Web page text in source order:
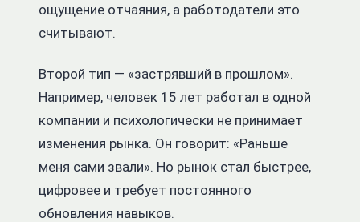
ощущение отчаяния, а работодатели это
считывают.
Второй тип — «застрявший в прошлом».
Например, человек 15 лет работал в одной
компании и психологически не принимает
изменения рынка. Он говорит: «Раньше
меня сами звали». Но рынок стал быстрее,
цифровее и требует постоянного
обновления навыков.